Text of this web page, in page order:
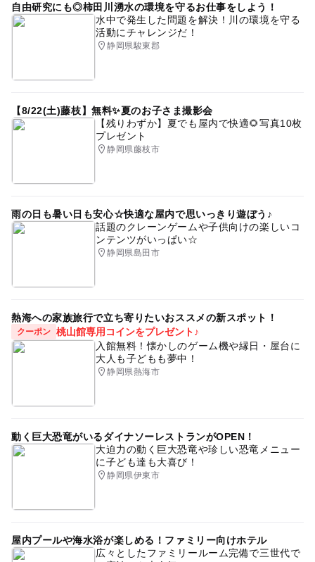
自由研究にも◎柿田川湧水の環境を守るお仕事をしよう！
水中で発生した問題を解決！川の環境を守る
活動にチャレンジだ！
静岡県駿東郡
【8/22(土)藤枝】無料✨夏のお子さま撮影会
【残りわずか】夏でも屋内で快適🌻写真10枚
プレゼント
静岡県藤枝市
雨の日も暑い日も安心☆快適な屋内で思いっきり遊ぼう♪
話題のクレーンゲームや子供向けの楽しいコ
ンテンツがいっぱい☆
静岡県島田市
熱海への家族旅行で立ち寄りたいおススメの新スポット！
クーポン 桃山館専用コインをプレゼント♪
入館無料！懐かしのゲーム機や縁日・屋台に
大人も子どもも夢中！
静岡県熱海市
動く巨大恐竜がいるダイナソーレストランがOPEN！
大迫力の動く巨大恐竜や珍しい恐竜メニュー
に子ども達も大喜び！
静岡県伊東市
屋内プールや海水浴が楽しめる！ファミリー向けホテル
広々としたファミリールーム完備で三世代で